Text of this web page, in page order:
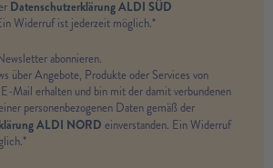
Datenschutzerklärung ALDI SÜD
Widerruf ist jederzeit möglich.*
abonnieren.
über Angebote, Produkte oder Services von
Mail erhalten und bin mit der damit verbundenen
personenbezogenen Daten gemäß der
ALDI NORD einverstanden. Ein Widerruf